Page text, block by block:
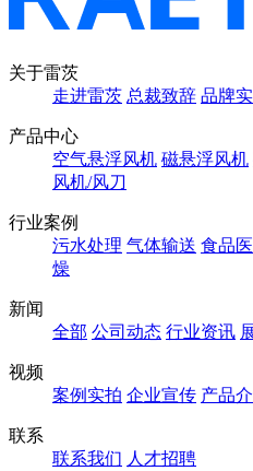
关于雷茨
走进雷茨 总裁致辞 品牌
产品中心
空气悬浮风机 磁悬浮风机
风机/风刀
行业案例
污水处理 气体输送 食品
燥
新闻
全部 公司动态 行业资讯
视频
案例实拍 企业宣传 产品
联系
联系我们 人才招聘